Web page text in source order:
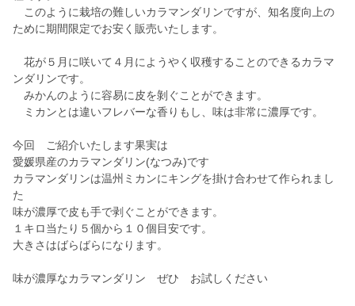
このように栽培の難しいカラマンダリンですが、知名度向上の
ために期間限定でお安く販売いたします。
花が５月に咲いて４月にようやく収穫することのできるカラマ
ンダリンです。
みかんのように容易に皮を剝ぐことができます。
ミカンとは違いフレバーな香りもし、味は非常に濃厚です。
今回 ご紹介いたします果実は
愛媛県産のカラマンダリン(なつみ)です
カラマンダリンは温州ミカンにキングを掛け合わせて作られまし
た
味が濃厚で皮も手で剥ぐことができます。
１キロ当たり５個から１０個目安です。
大きさはばらばらになります。
味が濃厚なカラマンダリン ぜひ お試しください